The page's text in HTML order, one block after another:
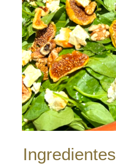
Ingredientes